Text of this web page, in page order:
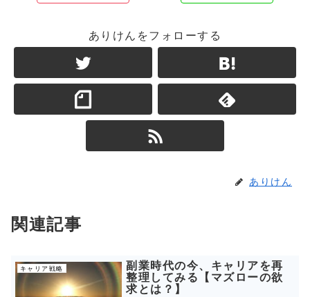
ありけんをフォローする
ありけん
関連記事
キャリア戦略
副業時代の今、キャリアを再
整理してみる【マズローの欲
求とは？】